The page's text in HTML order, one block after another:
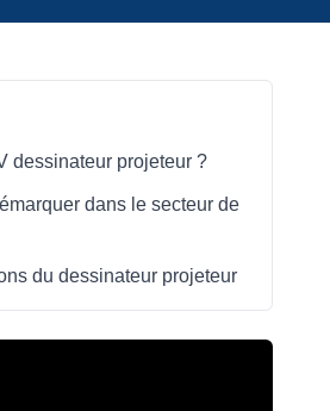
dessinateur projeteur ?
dans le secteur de
du dessinateur projeteur